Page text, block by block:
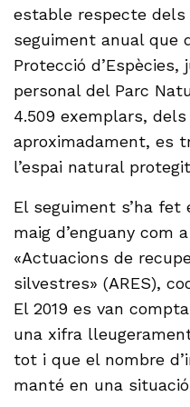
estable respecte dels
seguiment anual que
Protecció
personal del Parc
4.509 exemplars,
aproximadament, es
l’espai natural
El seguiment s’ha fet
maig d’enguany com
«Actuacions de
silvestres» (ARES),
El 2019 es van
una xifra
tot i que el nombre
manté en una